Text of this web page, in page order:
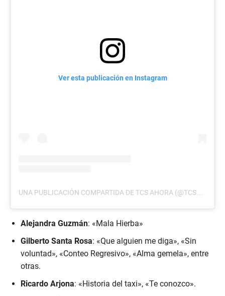
Ver esta publicación en Instagram
UNA PUBLICACIÓN COMPARTIDA DE TCS AHORA (@TCSAHORA)
Alejandra Guzmán: «Mala Hierba»
Gilberto Santa Rosa: «Que alguien me diga», «Sin
voluntad», «Conteo Regresivo», «Alma gemela», entre
otras.
Ricardo Arjona: «Historia del taxi», «Te conozco».